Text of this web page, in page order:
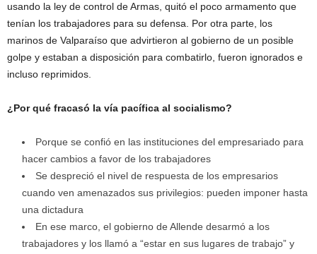
usando la ley de control de Armas, quitó el poco armamento que
tenían los trabajadores para su defensa. Por otra parte, los
marinos de Valparaíso que advirtieron al gobierno de un posible
golpe y estaban a disposición para combatirlo, fueron ignorados e
incluso reprimidos.
¿Por qué fracasó la vía pacífica al socialismo?
Porque se confió en las instituciones del empresariado para
hacer cambios a favor de los trabajadores
Se despreció el nivel de respuesta de los empresarios
cuando ven amenazados sus privilegios: pueden imponer hasta
una dictadura
En ese marco, el gobierno de Allende desarmó a los
trabajadores y los llamó a “estar en sus lugares de trabajo” y